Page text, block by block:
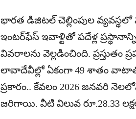
భారత డిజిటల్ చెల్లింపుల
ఇంటర్‌ఫేస్ ఇవాళ్టితో పదేళ్ల ప్రస్థానాన్ని
వివరాలను వెల్లడించింది. ప్రస్తుతం
లావాదేవీల్లో ఏకంగా 49 శాతం
ప్రకారం.. కేవలం 2026 జనవరి
జరిగాయి. వీటి విలువ రూ.28.33